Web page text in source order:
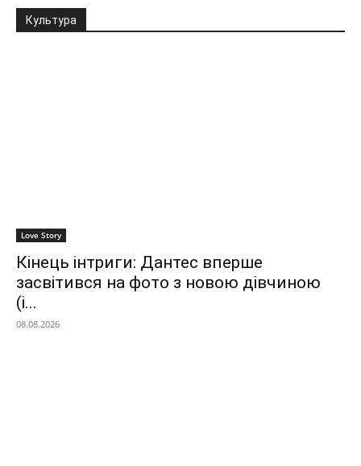
Культура
Love Story
Кінець інтриги: Дантес вперше
засвітився на фото з новою дівчиною
(і...
08.08.2026